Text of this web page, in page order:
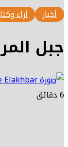
أخبار
أراء
جبل
6 دقائق